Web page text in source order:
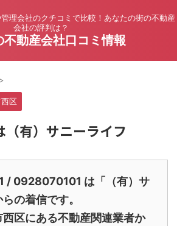
理会社のクチコミで比較！あなたの街の不動産
会社の評判は？
不動産会社口コミ情報
>
区
有）サニーライフ
0928070101 は「（有）サ
の着信です。
区にある不動産関連業者か